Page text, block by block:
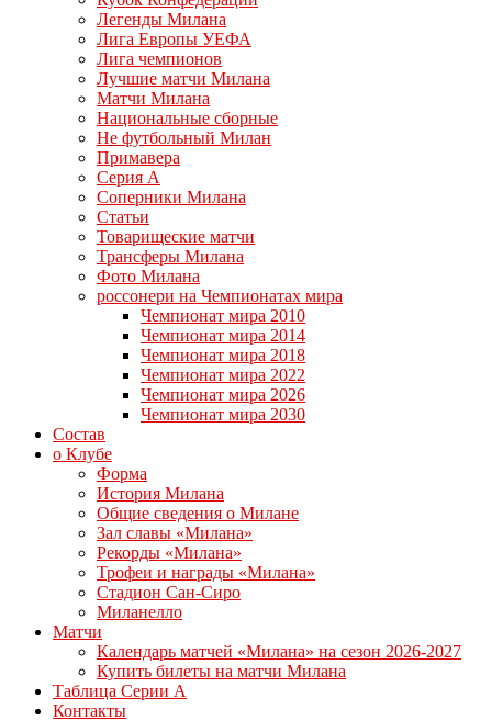
Легенды Милана
Лига Европы УЕФА
Лига чемпионов
Лучшие матчи Милана
Матчи Милана
Национальные сборные
Не футбольный Милан
Примавера
Серия А
Соперники Милана
Статьи
Товарищеские матчи
Трансферы Милана
Фото Милана
россонери на Чемпионатах мира
Чемпионат мира 2010
Чемпионат мира 2014
Чемпионат мира 2018
Чемпионат мира 2022
Чемпионат мира 2026
Чемпионат мира 2030
Состав
о Клубе
Форма
История Милана
Общие сведения о Милане
Зал славы «Милана»
Рекорды «Милана»
Трофеи и награды «Милана»
Стадион Сан-Сиро
Миланелло
Матчи
Календарь матчей «Милана» на сезон 2026-2027
Купить билеты на матчи Милана
Таблица Серии А
Контакты